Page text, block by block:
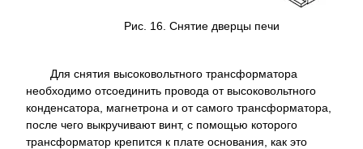
Рис. 16. Снятие дверцы печи
Для снятия высоковольтного трансформатора
необходимо отсоединить провода от высоковольтного
конденсатора, магнетрона и от самого трансформатора,
после чего выкручивают винт, с помощью которого
трансформатор крепится к плате основания, как это